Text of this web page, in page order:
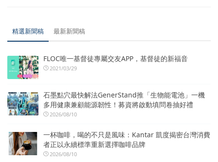
精選新聞稿 最新新聞稿
FLOC唯一基督徒專屬交友APP，基督徒的新福音
2021/03/29
石墨點穴最快解法GenerStand推「生物能電池」一機
多用健康兼顧能源韌性！募資將啟動填問卷抽好禮
2026/08/10
一杯咖啡，喝的不只是風味：Kantar 凱度揭密台灣消費
者正以永續標準重新選擇咖啡品牌
2026/08/10